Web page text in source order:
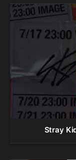
Stray